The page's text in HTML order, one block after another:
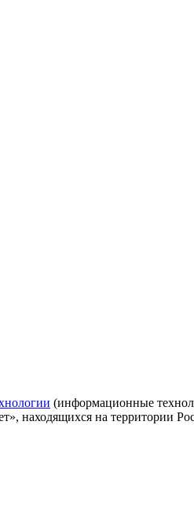
(информационные
находящихся на территории